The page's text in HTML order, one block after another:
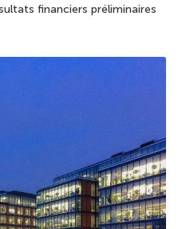
financiers préliminaires